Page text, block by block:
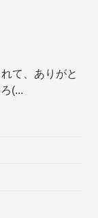
、ありがと
(...